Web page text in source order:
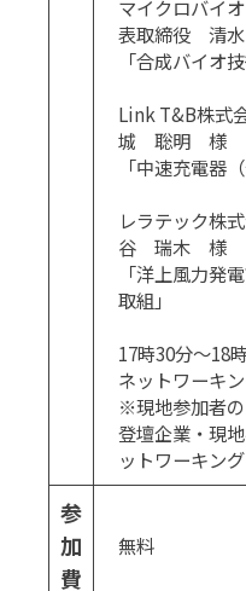
マイクロバイ
表取締役 清
「合成バイオ
Link T&B株式
城 聡明 様
「中速充電器
レラテック株
谷 瑞木 様
「洋上風力発
取組」
17時30分～18
ネットワーキ
※現地参加者
登壇企業・現
ットワーキング
参
加
費
無料